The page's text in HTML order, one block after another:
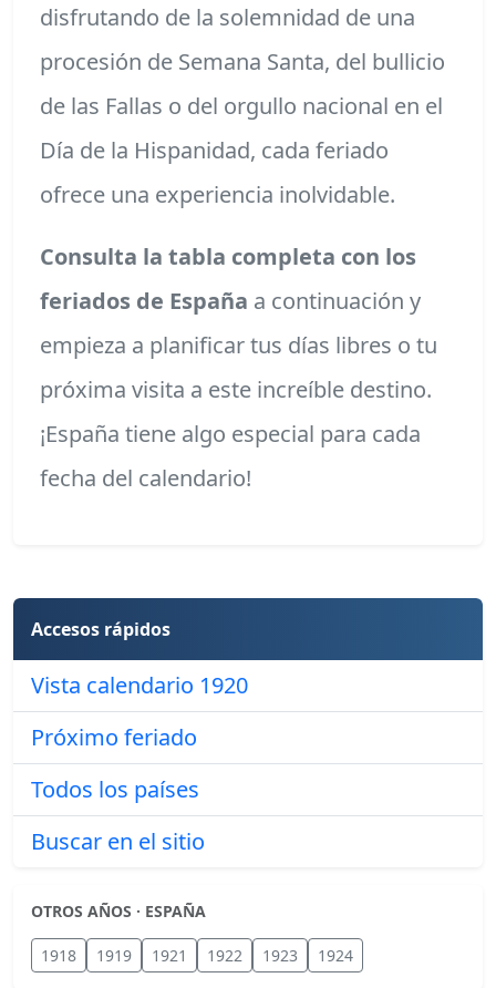
disfrutando de la solemnidad de una
procesión de Semana Santa, del bullicio
de las Fallas o del orgullo nacional en el
Día de la Hispanidad, cada feriado
ofrece una experiencia inolvidable.
Consulta la tabla completa con los
feriados de España a continuación y
empieza a planificar tus días libres o tu
próxima visita a este increíble destino.
¡España tiene algo especial para cada
fecha del calendario!
Accesos rápidos
Vista calendario 1920
Próximo feriado
Todos los países
Buscar en el sitio
OTROS AÑOS · ESPAÑA
1918 1919 1921 1922 1923 1924